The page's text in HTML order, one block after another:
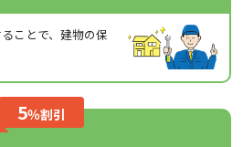
ことで、建物の保
5％割引